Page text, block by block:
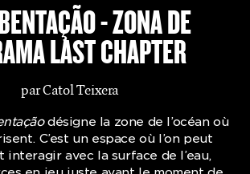
- ZONA DE
LAST CHAPTER
par Catol Teixera
désigne la zone de l’océan où
C’est un espace où l’on peut
avec la surface de l’eau,